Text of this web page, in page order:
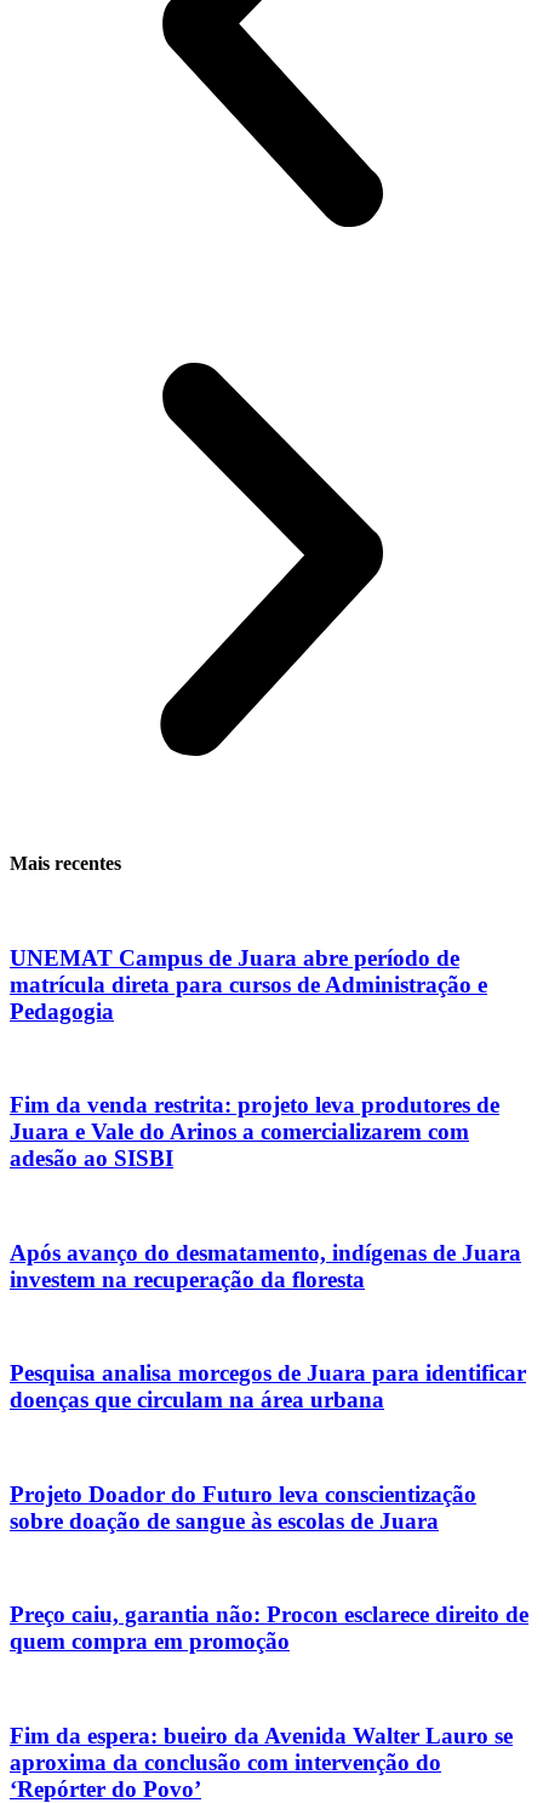
Mais recentes
UNEMAT Campus de Juara abre período de
matrícula direta para cursos de Administração e
Pedagogia
Fim da venda restrita: projeto leva produtores de
Juara e Vale do Arinos a comercializarem com
adesão ao SISBI
Após avanço do desmatamento, indígenas de Juara
investem na recuperação da floresta
Pesquisa analisa morcegos de Juara para identificar
doenças que circulam na área urbana
Projeto Doador do Futuro leva conscientização
sobre doação de sangue às escolas de Juara
Preço caiu, garantia não: Procon esclarece direito de
quem compra em promoção
Fim da espera: bueiro da Avenida Walter Lauro se
aproxima da conclusão com intervenção do
‘Repórter do Povo’